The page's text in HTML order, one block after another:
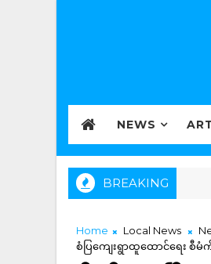
NEWS
BREAKING
Home Local News
စံပြကျေးရွာထူထောင်ရေး စီမံ